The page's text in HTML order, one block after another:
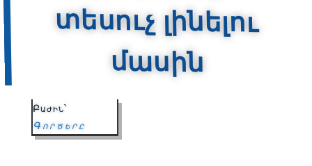
մասին
Բաժին՝
Գործերը